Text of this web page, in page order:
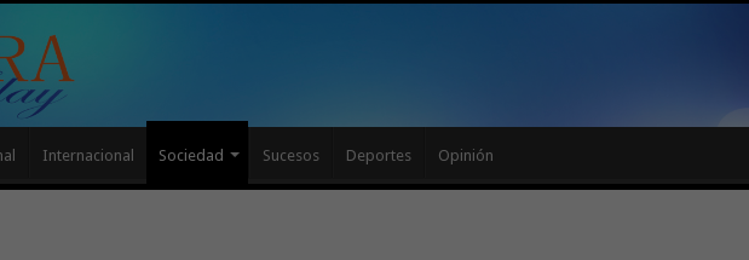
Internacional Sociedad Sucesos Deportes Opinión